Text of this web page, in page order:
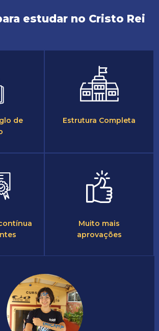
estudar no Cristo Rei
de
Estrutura Completa
Muito mais
aprovações